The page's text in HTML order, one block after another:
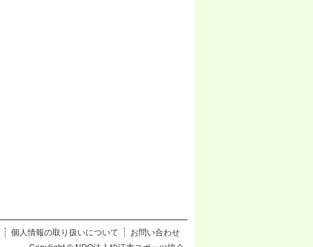
個人情報の取り扱いについて
お問い合わせ